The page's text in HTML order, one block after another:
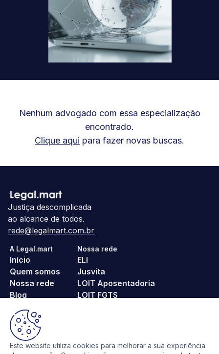
Nenhum advogado com essa especialização
encontrado.
Clique aqui para fazer novas buscas.
Justiça descomplicada
ao alcance de todos.
rede@legalmart.com.br
A Legal.mart
Início
Quem somos
Nossa rede
Blog
Nossa rede
ELI
Jusvita
LOIT Aposentadoria
LOIT FGTS
SeuProcesso
Este website utiliza cookies para melhorar a sua experiência